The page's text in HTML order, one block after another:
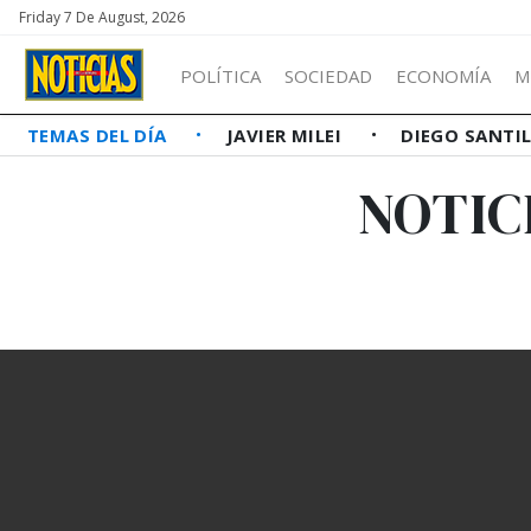
Friday 7 De August, 2026
POLÍTICA SOCIEDAD ECONOMÍA
TEMAS DEL DÍA JAVIER MILEI DIEGO